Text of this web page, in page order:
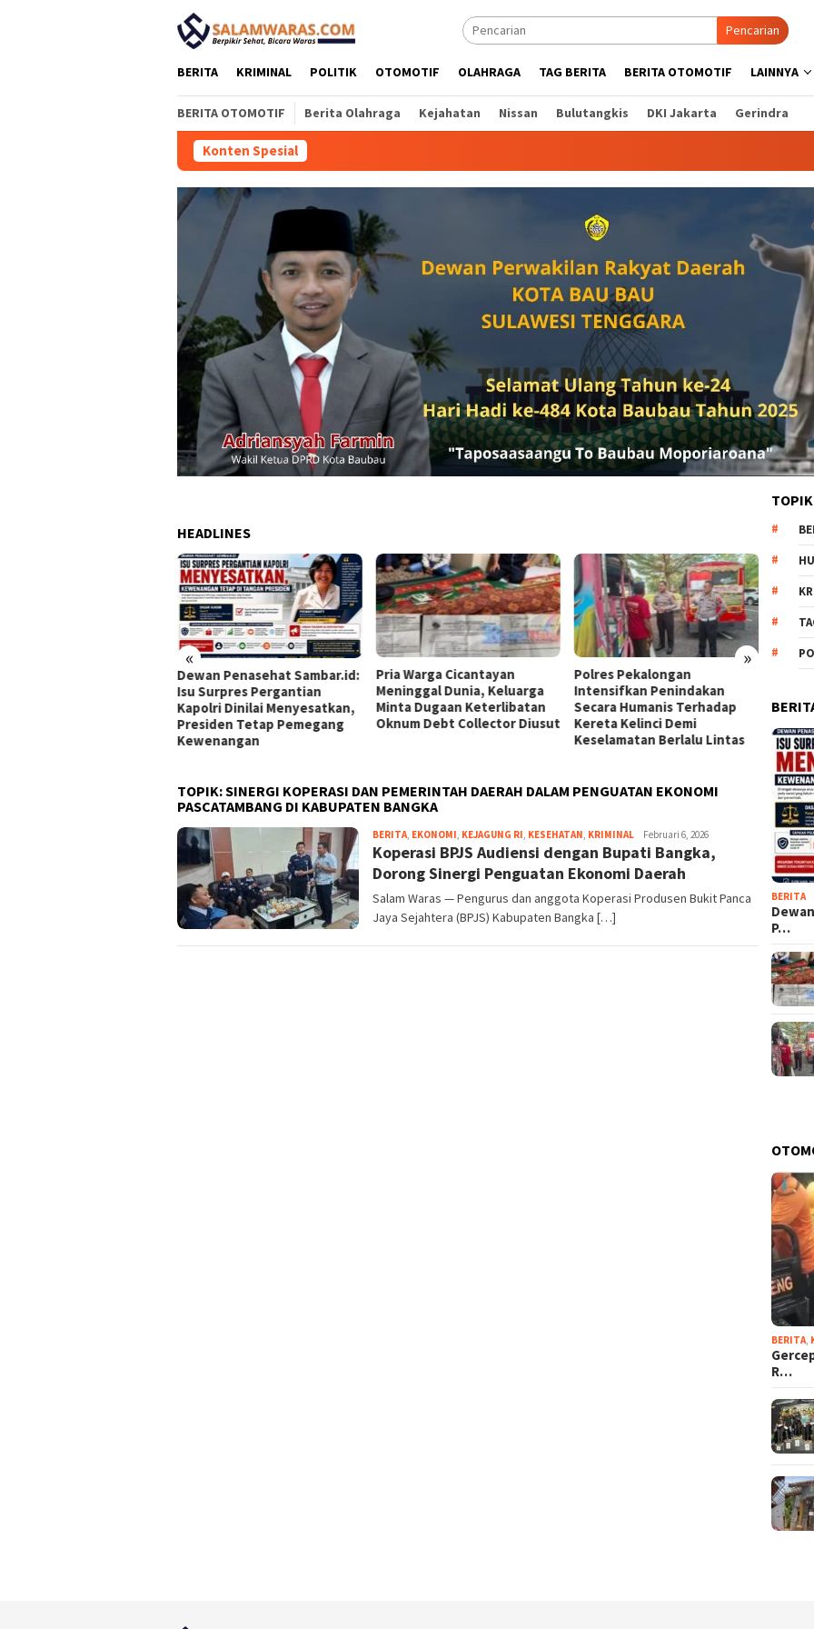
Pencarian
BERITA KRIMINAL POLITIK OTOMOTIF OLAHRAGA TAG BERITA BERITA OTOMOTIF LAINNYA
BERITA OTOMOTIF Berita Olahraga Kejahatan Nissan Bulutangkis DKI Jakarta Gerindra
Konten Spesial
HEADLINES
« »
Pria Warga Cicantayan
Meninggal Dunia, Keluarga
Minta Dugaan Keterlibatan
Oknum Debt Collector Diusut
Polres Pekalongan
Intensifkan Penindakan
Secara Humanis Terhadap
Kereta Kelinci Demi
Pemilik Royal Phone
Ambarawa Ditemukan
Tewas, Diduga Korban
Perampokan Sadis
Jaksel
TOPIK:SINERGI KOPERASI DAN PEMERINTAH DAERAH DALAM PENGUATAN EKONOMI
PASCATAMBANG DI KABUPATEN BANGKA
BERITA, EKONOMI, KEJAGUNG RI, KESEHATAN, KRIMINAL EjaFebruari 6, 2026
Koperasi BPJS Audiensi dengan Bupati Bangka,
Dorong Sinergi Penguatan Ekonomi Daerah
Salam Waras — Pengurus dan anggota Koperasi Produsen Bukit Panca
Jaya Sejahtera (BPJS) Kabupaten Bangka […]
BERITA
P…
BERITA
R…